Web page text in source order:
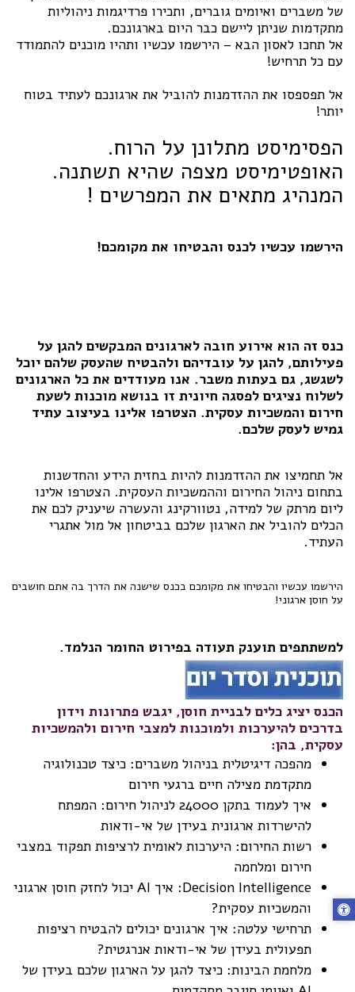
של משברים ואיומים גוברים, ותכירו פרדיגמות ניהוליות
מתקדמות שניתן ליישם כבר היום בארגונכם.
אל תחכו לאסון הבא – הירשמו עכשיו ותהיו מוכנים להתמודד
עם כל תרחיש!
אל תפספסו את ההזדמנות להוביל את ארגונכם לעתיד בטוח
יותר!
הפסימיסט מתלונן על הרוח.
האופטימיסט מצפה שהיא תשתנה.
המנהיג מתאים את המפרשים !
הירשמו עכשיו לכנס והבטיחו את מקומכם!
כנס זה הוא אירוע חובה לארגונים המבקשים להגן על
פעילותם, להגן על עובדיהם ולהבטיח שהעסק שלהם יוכל
לשגשג, גם בעתות משבר. אנו מעודדים את כל הארגונים
לשלוח נציגים לפסגה חיונית זו בנושא מוכנות לשעת
חירום והמשכיות עסקית. הצטרפו אלינו בעיצוב עתיד
גמיש לעסק שלכם.
אל תחמיצו את ההזדמנות להיות בחזית הידע והחדשנות
בתחום ניהול החירום וההמשכיות העסקית. הצטרפו אלינו
ליום מרתק של למידה, נטוורקינג והעשרה שיעניק לכם את
הכלים להוביל את הארגון שלכם בביטחון אל מול אתגרי
העתיד.
על חוסן ארגוני!
למשתתפים תוענק תעודה בפירוט החומר הנלמד.
הכנס יציג כלים לבניית חוסן, יגבש פתרונות וידון
בדרכים להיערכות ולמוכנות למצבי חירום ולהמשכיות
עסקית, בהן:
מהפכה דיגיטלית בניהול משברים: כיצד טכנולוגיה
מתקדמת מצילה חיים ברגעי חירום
איך לעמוד בתקן 24000 לניהול חירום: המפתח
להישרדות ארגונית בעידן של אי-ודאות
רשות החירום: היערכות לאומית לרציפות תפקוד במצבי
חירום ומלחמה
Decision Intelligence: איך AI יכול לחזק חוסן ארגוני
והמשכיות עסקית?
תרחישי עלטה: איך ארגונים יכולים להבטיח רציפות
תפעולית בעידן של אי-ודאות אנרגטית?
מלחמת הבינות: כיצד להגן על הארגון שלכם בעידן של